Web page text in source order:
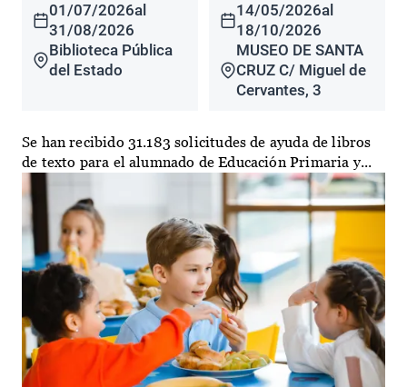
01/07/2026al
31/08/2026
Biblioteca Pública
del Estado
14/05/2026al
18/10/2026
MUSEO DE SANTA
CRUZ C/ Miguel de
Cervantes, 3
Se han recibido 31.183 solicitudes de ayuda de libros
de texto para el alumnado de Educación Primaria y...